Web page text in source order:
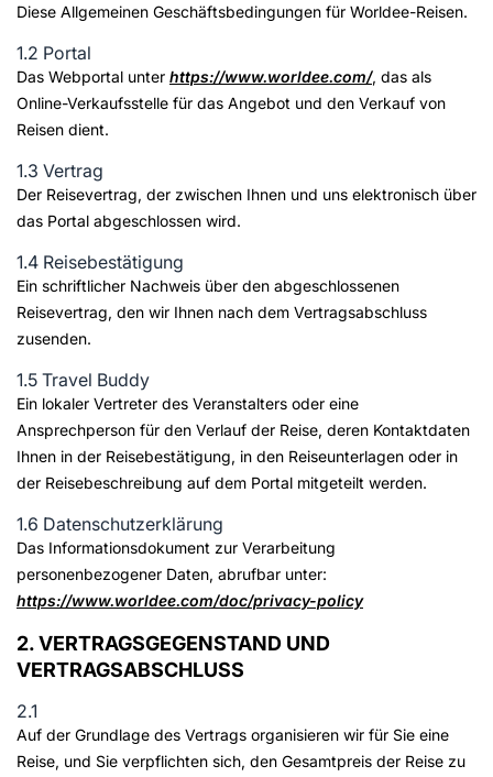
Diese Allgemeinen Geschäftsbedingungen für Worldee-Reisen.
1.2 Portal
Das Webportal unter https://www.worldee.com/, das als
Online-Verkaufsstelle für das Angebot und den Verkauf von
Reisen dient.
1.3 Vertrag
Der Reisevertrag, der zwischen Ihnen und uns elektronisch über
das Portal abgeschlossen wird.
1.4 Reisebestätigung
Ein schriftlicher Nachweis über den abgeschlossenen
Reisevertrag, den wir Ihnen nach dem Vertragsabschluss
zusenden.
1.5 Travel Buddy
Ein lokaler Vertreter des Veranstalters oder eine
Ansprechperson für den Verlauf der Reise, deren Kontaktdaten
Ihnen in der Reisebestätigung, in den Reiseunterlagen oder in
der Reisebeschreibung auf dem Portal mitgeteilt werden.
1.6 Datenschutzerklärung
Das Informationsdokument zur Verarbeitung
personenbezogener Daten, abrufbar unter:
https://www.worldee.com/doc/privacy-policy
2. VERTRAGSGEGENSTAND UND
VERTRAGSABSCHLUSS
2.1
Auf der Grundlage des Vertrags organisieren wir für Sie eine
Reise, und Sie verpflichten sich, den Gesamtpreis der Reise zu